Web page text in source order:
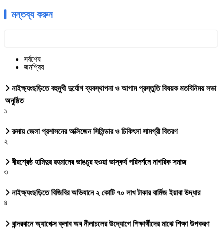
মন্তব্য করুন
সর্বশেষ
জনপ্রিয়
নাইক্ষ্যংছড়িতে বহুমুখী দুর্যোগ ব্যবস্থাপনা ও আগাম প্রস্তুতি বিষয়ক মতবিনিময় সভা
অনুষ্ঠিত
১
রুমায় জেলা প্রশাসনের অক্সিজেন সিলিন্ডার ও চিকিৎসা সামগ্রী বিতরণ
২
বীরশ্রেষ্ঠ হামিদুর রহমানের ভাঙচুর হওয়া ভাস্কর্য পরিদর্শনে নাগরিক সমাজ
৩
নাইক্ষ্যংছড়িতে বিজিবির অভিযানে ২ কোটি ৭০ লাখ টাকার বার্মিজ ইয়াবা উদ্ধার
৪
বান্দরবানে অ্যাপেক্স ক্লাব অব নীলাচলের উদ্যোগে শিক্ষার্থীদের মাঝে শিক্ষা উপকরণ